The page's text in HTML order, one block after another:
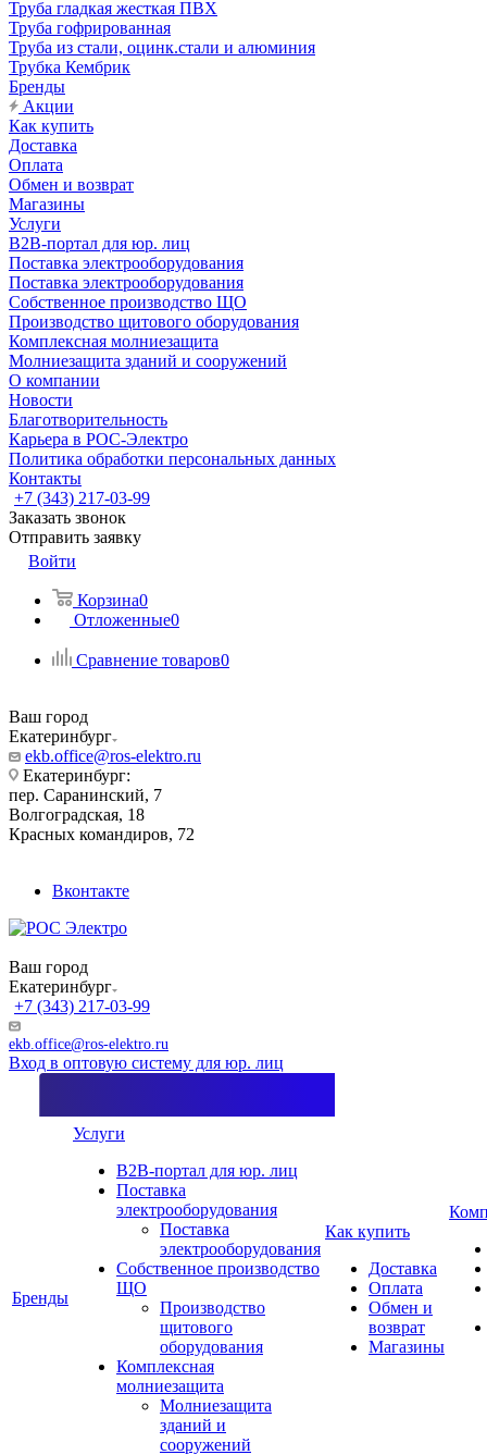
Труба гладкая жесткая ПВХ
Труба гофрированная
Труба из стали, оцинк.стали и алюминия
Трубка Кембрик
Бренды
Акции
Как купить
Доставка
Оплата
Обмен и возврат
Магазины
Услуги
B2B-портал для юр. лиц
Поставка электрооборудования
Поставка электрооборудования
Собственное производство ЩО
Производство щитового оборудования
Комплексная молниезащита
Молниезащита зданий и сооружений
О компании
Новости
Благотворительность
Карьера в РОС-Электро
Политика обработки персональных данных
Контакты
+7 (343) 217-03-99
Заказать звонок
Отправить заявку
Войти
Корзина0
Отложенные0
Сравнение товаров0
Ваш город
Екатеринбург
ekb.office@ros-elektro.ru
Екатеринбург:
пер. Саранинский, 7
Волгоградская, 18
Красных командиров, 72
Вконтакте
Ваш город
Екатеринбург
+7 (343) 217-03-99
ekb.office@ros-elektro.ru
Вход в оптовую систему для юр. лиц
Бренды
Услуги
B2B-портал для юр. лиц
Поставка
электрооборудования
Поставка
электрооборудования
Собственное производство
ЩО
Производство
щитового
оборудования
Комплексная
молниезащита
Молниезащита
зданий и
сооружений
Как купить
Доставка
Оплата
Обмен и
возврат
Магазины